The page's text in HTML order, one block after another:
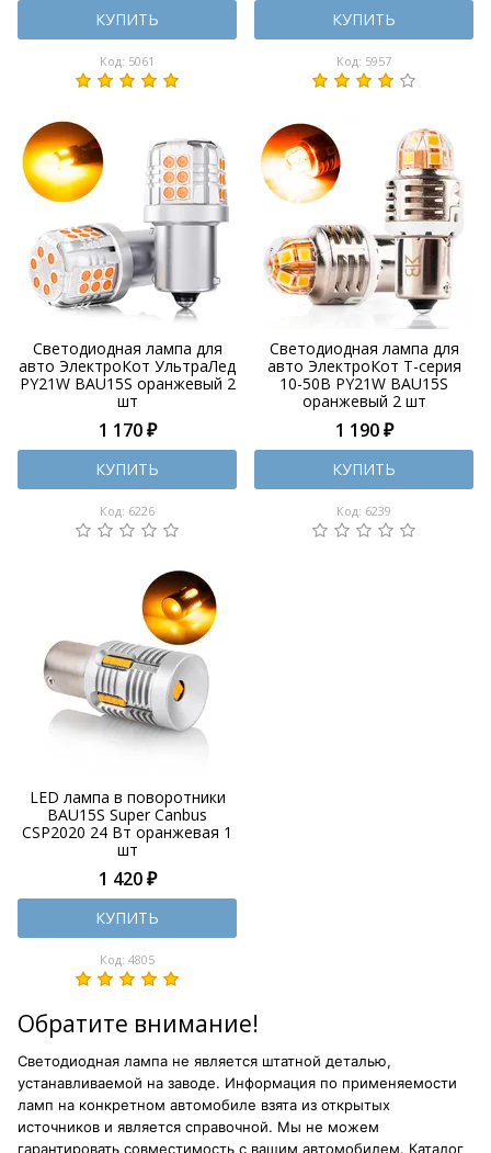
КУПИТЬ
Код: 5061
КУПИТЬ
Код: 5957
Светодиодная лампа для
авто ЭлектроКот УльтраЛед
PY21W BAU15S оранжевый 2
шт
1 170 ₽
КУПИТЬ
Код: 6226
Светодиодная лампа для
авто ЭлектроКот Т-серия
10-50В PY21W BAU15S
оранжевый 2 шт
1 190 ₽
КУПИТЬ
Код: 6239
LED лампа в поворотники
BAU15S Super Canbus
CSP2020 24 Вт оранжевая 1
шт
1 420 ₽
КУПИТЬ
Код: 4805
Обратите внимание!
Светодиодная лампа не является штатной деталью,
устанавливаемой на заводе. Информация по применяемости
ламп на конкретном автомобиле взята из открытых
источников и является справочной. Мы не можем
гарантировать совместимость с вашим автомобилем. Каталог